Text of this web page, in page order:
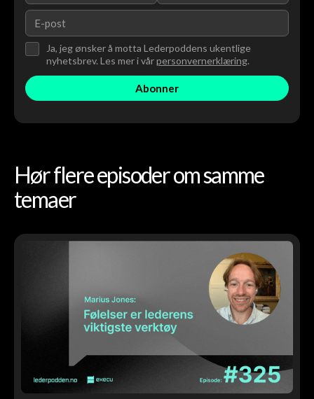
Ja, jeg ønsker å motta Lederpoddens ukentlige
nyhetsbrev. Les mer i vårpersonvernerklæring.
Hør flere episoder om samme
temaer